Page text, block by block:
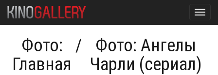
Фото:
Главная
/
Фото: Ангелы
Чарли (сериал)